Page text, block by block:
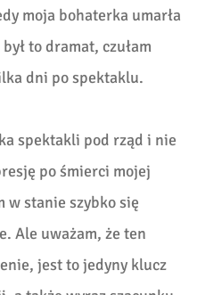
moja bohaterka umarła
to dramat, czułam
dni po spektaklu.
spektakli pod rząd i nie
po śmierci mojej
w stanie szybko się
Ale uważam, że ten
jest to jedyny klucz